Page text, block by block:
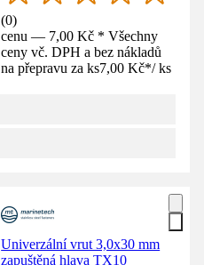
(0)
cenu — 7,00 Kč * Všechny
ceny vč. DPH a bez nákladů
na přepravu za ks7,00 Kč*/ ks
Univerzální vrut 3,0x30 mm
zapuštěná hlava TX10